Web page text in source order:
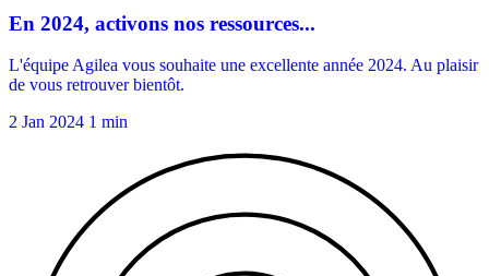
2 Jan 2024 1 min